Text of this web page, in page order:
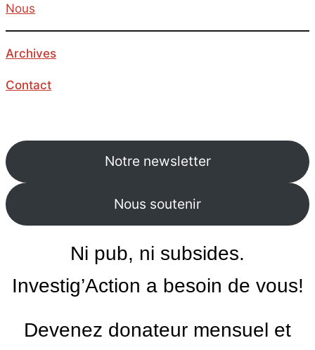
Nous
Archives
Contact
Notre newsletter
Nous soutenir
Ni pub, ni subsides.
Investig’Action a besoin de vous!
Devenez donateur mensuel et